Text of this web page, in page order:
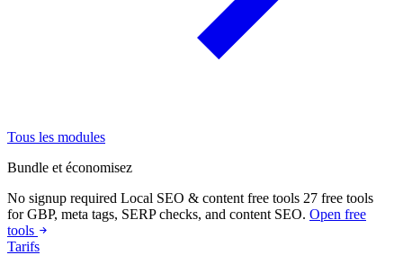
Tous les modules
Bundle et économisez
No signup required Local SEO & content free tools 27 free tools
for GBP, meta tags, SERP checks, and content SEO. Open free
tools
Tarifs